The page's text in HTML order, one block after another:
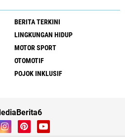
BERITA TERKINI
LINGKUNGAN HIDUP
MOTOR SPORT
OTOMOTIF
POJOK INKLUSIF